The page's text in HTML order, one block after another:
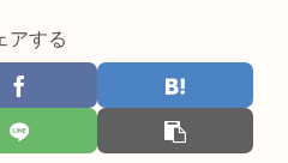
アする